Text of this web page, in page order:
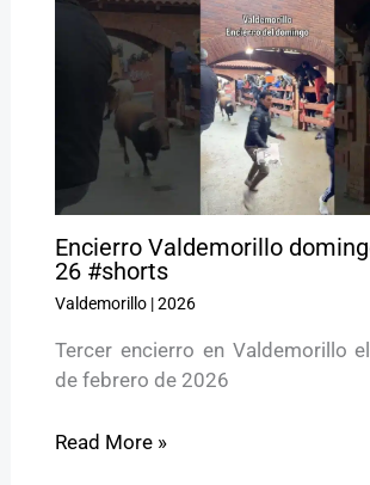
Encierro Valdemorillo
26 #shorts
Valdemorillo|2026
Tercer encierro en Valdemorillo
de febrero de 2026
Read More »